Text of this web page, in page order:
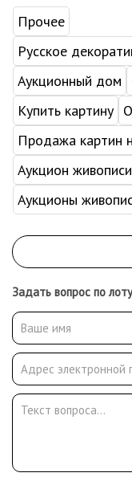
Прочее
Русское
Аукционный дом
Купить картину
Продажа картин
Аукцион живописи
Аукционы
Задать вопрос по лоту